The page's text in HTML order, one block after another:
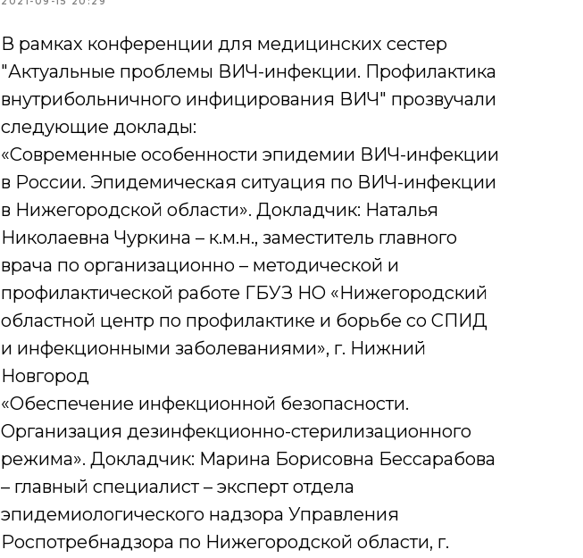
В рамках конференции для медицинских сестер
"Актуальные проблемы ВИЧ-инфекции. Профилактика
внутрибольничного инфицирования ВИЧ" прозвучали
следующие доклады:
«Современные особенности эпидемии ВИЧ-инфекции
в России. Эпидемическая ситуация по ВИЧ-инфекции
в Нижегородской области». Докладчик: Наталья
Николаевна Чуркина – к.м.н., заместитель главного
врача по организационно – методической и
профилактической работе ГБУЗ НО «Нижегородский
областной центр по профилактике и борьбе со СПИД
и инфекционными заболеваниями», г. Нижний
Новгород
«Обеспечение инфекционной безопасности.
Организация дезинфекционно-стерилизационного
режима». Докладчик: Марина Борисовна Бессарабова
– главный специалист – эксперт отдела
эпидемиологического надзора Управления
Роспотребнадзора по Нижегородской области, г.